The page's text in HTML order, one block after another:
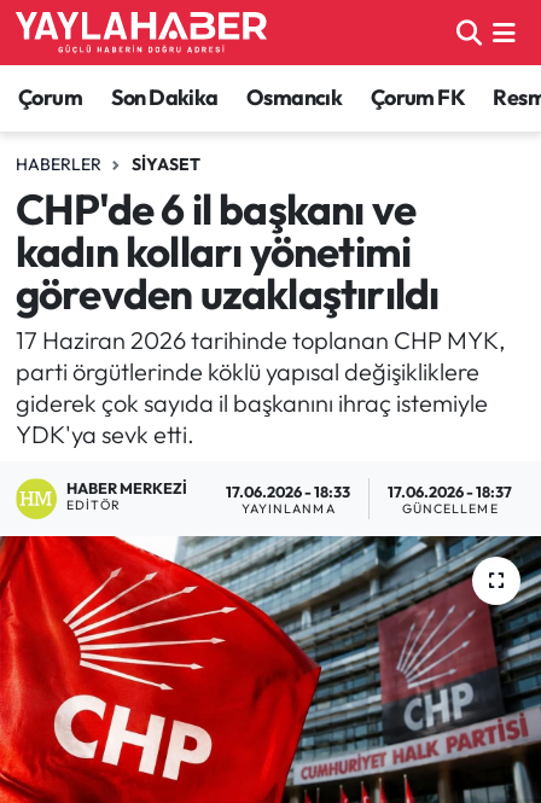
Çorum Son Dakika Osmancık Çorum FK
HABERLER SIYASET
CHP'de 6 il başkanı ve
kadın kolları yönetimi
görevden uzaklaştırıldı
17 Haziran 2026 tarihinde toplanan CHP MYK,
parti örgütlerinde köklü yapısal değişikliklere
giderek çok sayıda il başkanını ihraç istemiyle
YDK'ya sevk etti.
HABER MERKEZI
EDITÖR
17.06.2026 - 18:33
YAYINLANMA
17.06.2026 - 18:37
GÜNCELLEME
Alaca Haberleri
Bayat Haberleri
Bilgi - Keşfet Haberleri
Bilim ve Teknoloji
Boğazkale Haberleri
Çorum Haberleri
Eğitim
Ekonomi
Güncel
İskilip Haberleri
Çorum Nöbetçi Eczaneler
Çorum Hava Durumu
Çorum Namaz Vakitleri
Çorum Trafik Yoğunluk Haritası
TFF 1.Lig Puan Durumu ve Fikstür
Tüm Manşetler